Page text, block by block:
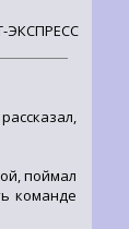
ЭКСПРЕСС
поймал
команде